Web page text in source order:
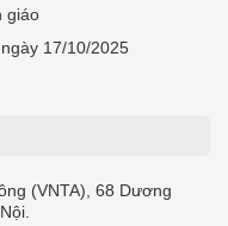
giáo
17/10/2025
(VNTA), 68 Dương